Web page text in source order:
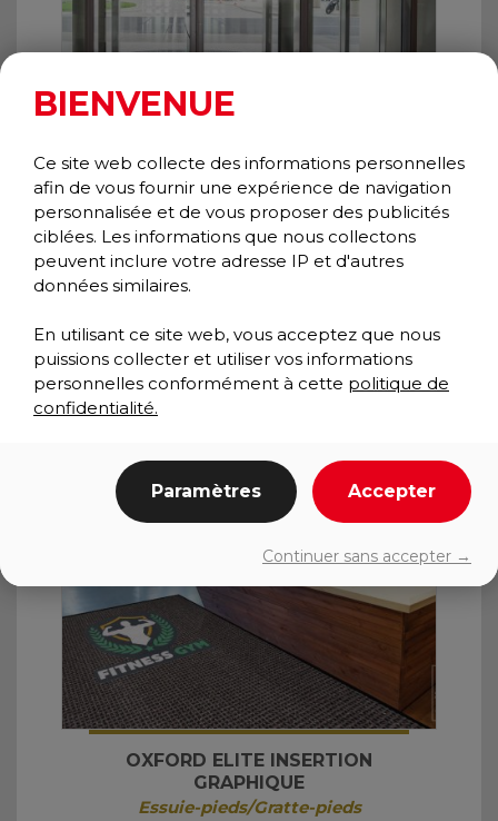
OXFORD ELITE
Essuie-pieds/Gratte-pieds
Collection Prestige
OXFORD ELITE INSERTION
GRAPHIQUE
Essuie-pieds/Gratte-pieds
BIENVENUE
Ce site web collecte des informations personnelles
afin de vous fournir une expérience de navigation
personnalisée et de vous proposer des publicités
ciblées. Les informations que nous collectons
peuvent inclure votre adresse IP et d'autres
données similaires.
En utilisant ce site web, vous acceptez que nous
puissions collecter et utiliser vos informations
personnelles conformément à cette politique de
confidentialité.
Paramètres Accepter
Continuer sans accepter →